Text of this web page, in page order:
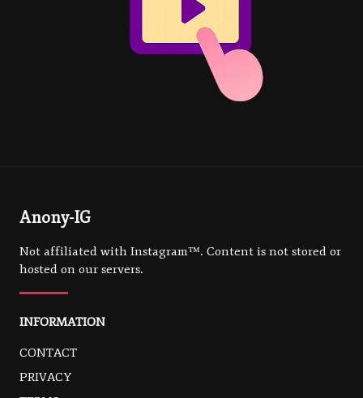
Anony-IG
Not affiliated with Instagram™. Content is not stored or
hosted on our servers.
INFORMATION
CONTACT
PRIVACY